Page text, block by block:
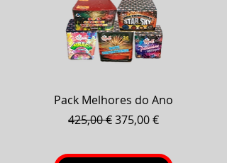
Pack Melhores do Ano
Preço normal
425,00 €Preço promocional
375,00 €